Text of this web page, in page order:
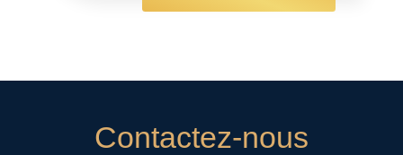
Contactez-nous